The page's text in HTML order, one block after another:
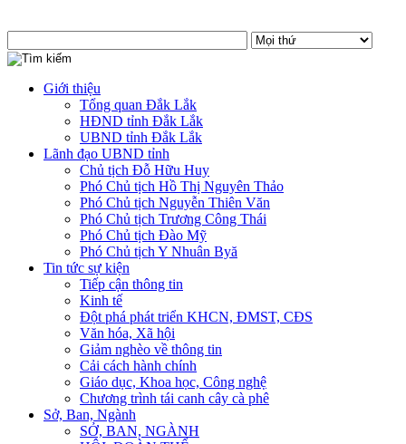
Giới thiệu
Tổng quan Đắk Lắk
HĐND tỉnh Đắk Lắk
UBND tỉnh Đắk Lắk
Lãnh đạo UBND tỉnh
Chủ tịch Đỗ Hữu Huy
Phó Chủ tịch Hồ Thị Nguyên Thảo
Phó Chủ tịch Nguyễn Thiên Văn
Phó Chủ tịch Trương Công Thái
Phó Chủ tịch Đào Mỹ
Phó Chủ tịch Y Nhuân Byă
Tin tức sự kiện
Tiếp cận thông tin
Kinh tế
Đột phá phát triển KHCN, ĐMST, CĐS
Văn hóa, Xã hội
Giảm nghèo về thông tin
Cải cách hành chính
Giáo dục, Khoa học, Công nghệ
Chương trình tái canh cây cà phê
Sở, Ban, Ngành
SỞ, BAN, NGÀNH